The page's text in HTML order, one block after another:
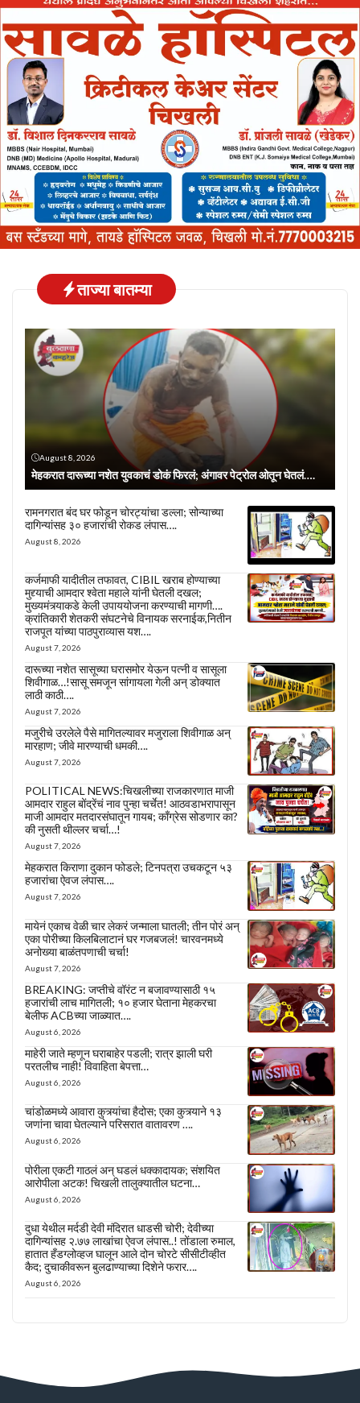
ताज्या बातम्या
August 8, 2026
मेहकरात दारूच्या नशेत युवकाचं डोकं फिरलं; अंगावर पेट्रोल ओतून घेतलं….
रामनगरात बंद घर फोडून चोरट्यांचा डल्ला; सोन्याच्या
दागिन्यांसह ३० हजारांची रोकड लंपास….
August 8, 2026
कर्जमाफी यादीतील तफावत, CIBIL खराब होण्याच्या
मुद्द्याची आमदार श्वेता महाले यांनी घेतली दखल;
मुख्यमंत्र्याकडे केली उपाययोजना करण्याची मागणी….
क्रांतिकारी शेतकरी संघटनेचे विनायक सरनाईक,नितीन
राजपूत यांच्या पाठपुराव्यास यश….
August 7, 2026
दारूच्या नशेत सासूच्या घरासमोर येऊन पत्नी व सासूला
शिवीगाळ…!सासू समजून सांगायला गेली अन् डोक्यात
लाठी काठी….
August 7, 2026
मजुरीचे उरलेले पैसे मागितल्यावर मजुराला शिवीगाळ अन्
मारहाण; जीवे मारण्याची धमकी….
August 7, 2026
POLITICAL NEWS:चिखलीच्या राजकारणात माजी
आमदार राहुल बोंद्रेंचं नाव पुन्हा चर्चेत! आठवडाभरापासून
माजी आमदार मतदारसंघातून गायब; काँग्रेस सोडणार का?
की नुसती थील्लर चर्चा…!
August 7, 2026
मेहकरात किराणा दुकान फोडले; टिनपत्रा उचकटून ५३
हजारांचा ऐवज लंपास….
August 7, 2026
मायेनं एकाच वेळी चार लेकरं जन्माला घातली; तीन पोरं अन्
एका पोरीच्या किलबिलाटानं घर गजबजलं! चारवनमध्ये
अनोख्या बाळंतपणाची चर्चा!
August 7, 2026
BREAKING: जप्तीचे वॉरंट न बजावण्यासाठी १५
हजारांची लाच मागितली; १० हजार घेताना मेहकरचा
बेलीफ ACBच्या जाळ्यात….
August 6, 2026
माहेरी जाते म्हणून घराबाहेर पडली; रात्र झाली घरी
परतलीच नाही! विवाहिता बेपत्ता…
August 6, 2026
चांडोळमध्ये आवारा कुत्र्यांचा हैदोस; एका कुत्र्याने १३
जणांना चावा घेतल्याने परिसरात वातावरण ….
August 6, 2026
पोरीला एकटी गाठलं अन् घडलं धक्कादायक; संशयित
आरोपीला अटक! चिखली तालुक्यातील घटना…
August 6, 2026
दुधा येथील मर्दडी देवी मंदिरात धाडसी चोरी; देवीच्या
दागिन्यांसह २.७७ लाखांचा ऐवज लंपास..! तोंडाला रुमाल,
हातात हँडग्लोव्हज घालून आले दोन चोरटे सीसीटीव्हीत
कैद; दुचाकीवरून बुलढाण्याच्या दिशेने फरार….
August 6, 2026